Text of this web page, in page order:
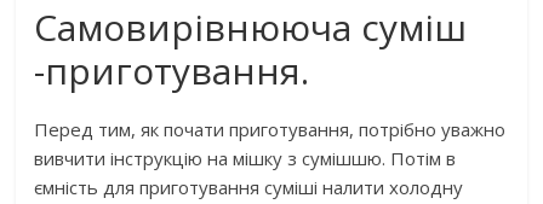
Самовирівнююча суміш
-приготування.
Перед тим, як почати приготування, потрібно уважно
вивчити інструкцію на мішку з сумішшю. Потім в
ємність для приготування суміші налити холодну